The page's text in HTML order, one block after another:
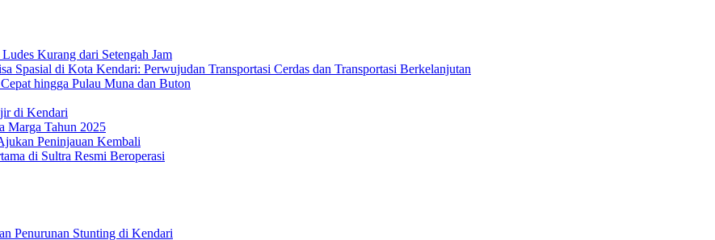
Kurang dari Setengah Jam
Spasial di Kota Kendari: Perwujudan Transportasi Cerdas dan Transportasi Berkelanjutan
hingga Pulau Muna dan Buton
di Kendari
Marga Tahun 2025
Peninjauan Kembali
di Sultra Resmi Beroperasi
Penurunan Stunting di Kendari